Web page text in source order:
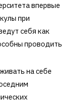
впервые
при
себя как
проводить
на себе